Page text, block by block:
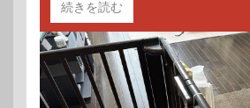
続きを読む